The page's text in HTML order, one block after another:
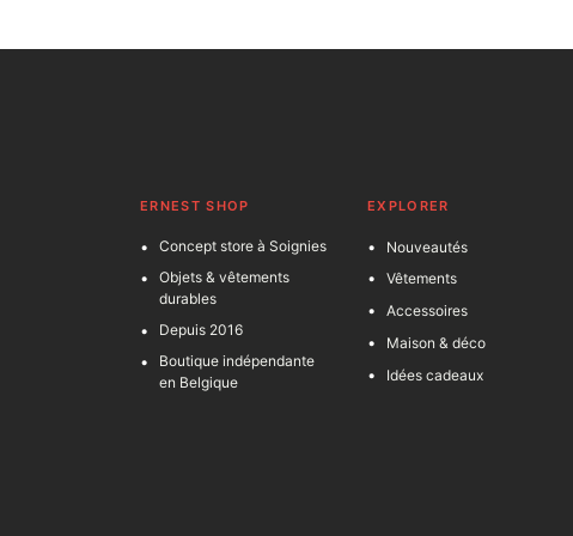
ERNEST SHOP
Concept store à Soignies
Objets & vêtements
durables
Depuis 2016
Boutique indépendante
en Belgique
EXPLORER
Nouveautés
Vêtements
Accessoires
Maison & déco
Idées cadeaux